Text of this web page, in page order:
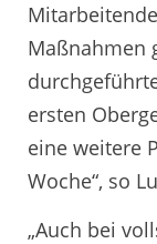
Maßnahmen
ersten
eine weitere
Woche“, so
„Auch bei